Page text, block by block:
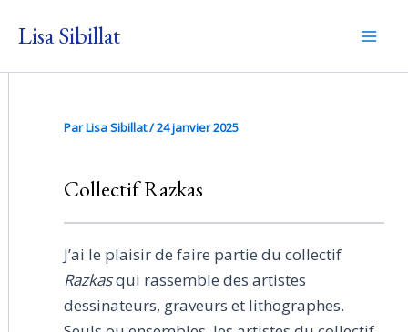
Lisa Sibillat
ParLisa Sibillat/24 janvier 2025
Collectif Razkas
J’ai le plaisir de faire partie du collectif
Razkasqui rassemble des artistes
dessinateurs, graveurs et lithographes.